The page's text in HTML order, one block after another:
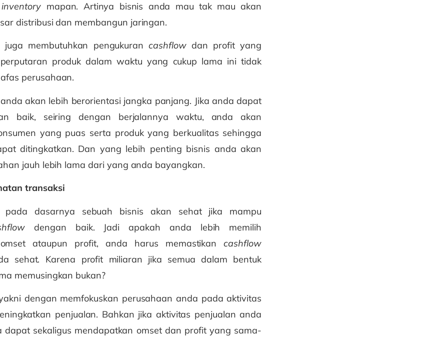
inventory mapan. Artinya bisnis anda mau tak mau akan
distribusi dan membangun jaringan.
juga membutuhkan pengukurancashflowdan profit yang
produk dalam waktu yang cukup lama ini tidak
perusahaan.
akan lebih berorientasi jangka panjang. Jika anda dapat
baik, seiring dengan berjalannya waktu, anda akan
yang puas serta produk yang berkualitas sehingga
ditingkatkan. Dan yang lebih penting bisnis anda akan
jauh lebih lama dari yang anda bayangkan.
transaksi
pada dasarnya sebuah bisnis akan sehat jika mampu
dengan baik. Jadi apakah anda lebih memilih
omset ataupun profit, anda harus memastikancashflow
sehat. Karena profit miliaran jika semua dalam bentuk
memusingkan bukan?
dengan memfokuskan perusahaan anda pada aktivitas
penjualan. Bahkan jika aktivitas penjualan anda
dapat sekaligus mendapatkan omset dan profit yang sama-